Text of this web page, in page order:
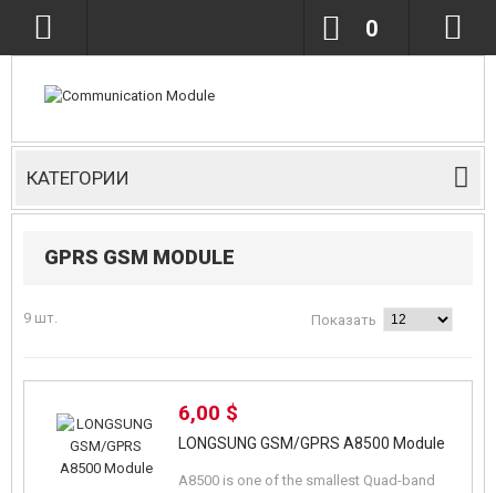
0
КАТЕГОРИИ
GPRS GSM MODULE
9 шт. Показать
6,00 $
LONGSUNG GSM/GPRS A8500 Module
A8500 is one of the smallest Quad-band